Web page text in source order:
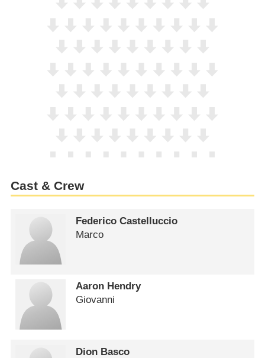
Cast & Crew
Federico Castelluccio
Marco
Aaron Hendry
Giovanni
Dion Basco